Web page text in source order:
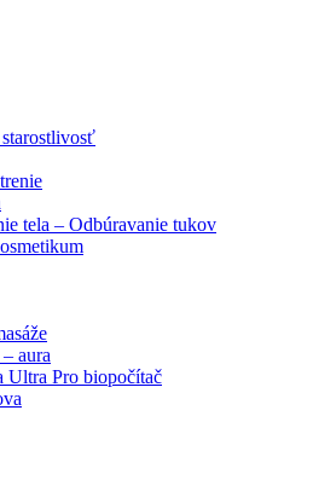
tela – Odbúravanie tukov
aura
Ultra Pro biopočítač